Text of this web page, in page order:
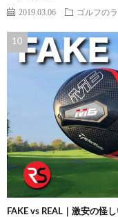
2019.03.06 ゴルフの
FAKE vs REAL｜激安の怪